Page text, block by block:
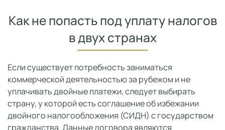
Как не попасть под уплату налогов
в двух странах
Если существует потребность заниматься
коммерческой деятельностью за рубежом и не
уплачивать двойные платежи, следует выбирать
страну, у которой есть соглашение об избежании
двойного налогообложения (СИДН) с государством
гражданства. Данные договора являются